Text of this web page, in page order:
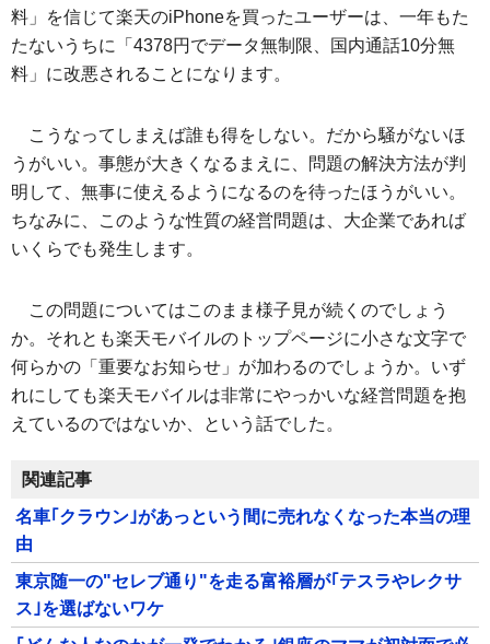
料」を信じて楽天のiPhoneを買ったユーザーは、一年もた
たないうちに「4378円でデータ無制限、国内通話10分無
料」に改悪されることになります。
こうなってしまえば誰も得をしない。だから騒がないほ
うがいい。事態が大きくなるまえに、問題の解決方法が判
明して、無事に使えるようになるのを待ったほうがいい。
ちなみに、このような性質の経営問題は、大企業であれば
いくらでも発生します。
この問題についてはこのまま様子見が続くのでしょう
か。それとも楽天モバイルのトップページに小さな文字で
何らかの「重要なお知らせ」が加わるのでしょうか。いず
れにしても楽天モバイルは非常にやっかいな経営問題を抱
えているのではないか、という話でした。
関連記事
名車｢クラウン｣があっという間に売れなくなった本当の理
由
東京随一の"セレブ通り"を走る富裕層が｢テスラやレクサ
ス｣を選ばないワケ